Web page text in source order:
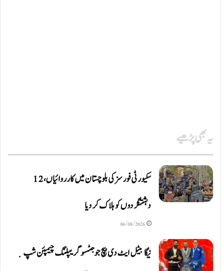
یہ بھی پڑھیے
سکیورٹی فورسز کی بلوچستان میں کارروائیاں، 12
دہشتگردوں کو ہلاک کردیا
06/08/2026
نیگا بیٹل ایٹ دی بیچ جوجٹسو گریپلنگ چیمپئن شپ ٜ